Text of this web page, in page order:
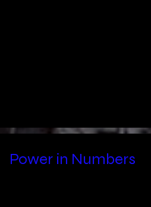
Power in Numbers